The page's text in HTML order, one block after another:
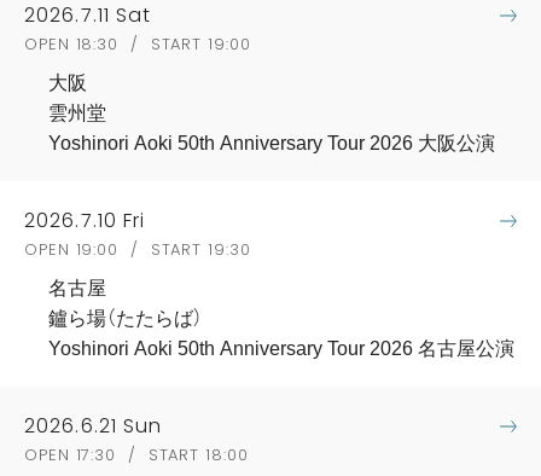
2026.7.11 Sat
OPEN 18:30 / START 19:00
大阪
雲州堂
Yoshinori Aoki 50th Anniversary Tour 2026 大阪公演
2026.7.10 Fri
OPEN 19:00 / START 19:30
名古屋
鑪ら場（たたらば）
Yoshinori Aoki 50th Anniversary Tour 2026 名古屋公演
2026.6.21 Sun
OPEN 17:30 / START 18:00